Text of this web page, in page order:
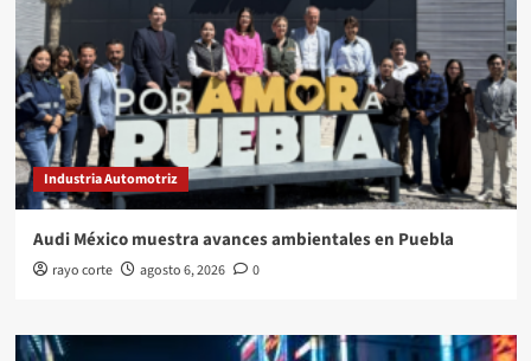
Industria Automotriz
Audi México muestra avances ambientales en Puebla
rayo corte agosto 6, 2026 0